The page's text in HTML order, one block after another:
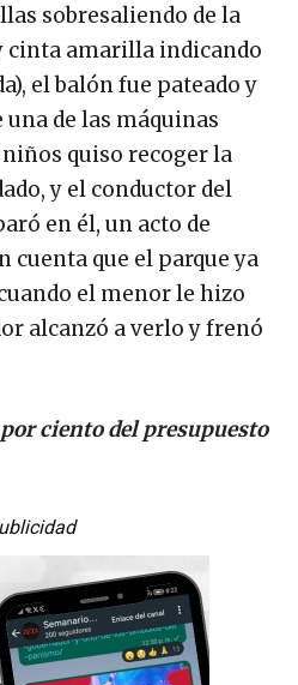
sobresaliendo de la
cinta amarilla indicando
el balón fue pateado y
una de las máquinas
quiso recoger la
y el conductor del
en él, un acto de
cuenta que el parque ya
el menor le hizo
alcanzó a verlo y frenó
ciento del presupuesto